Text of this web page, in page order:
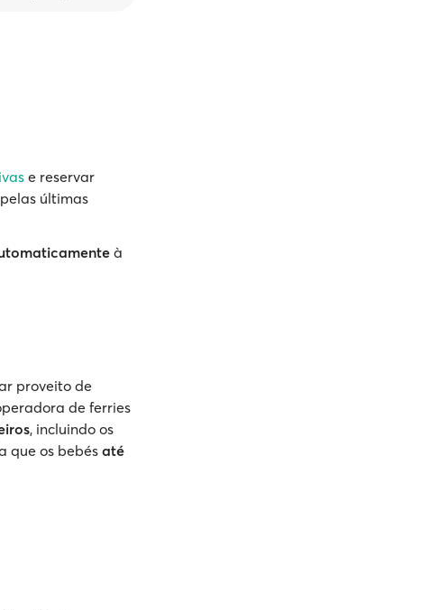
e reservar
últimas
à
proveito de
de ferries
, incluindo os
que os bebés até